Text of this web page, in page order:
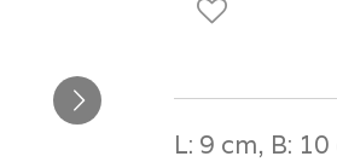
L: 9 cm, B: